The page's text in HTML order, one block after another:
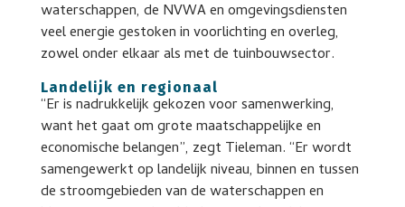
waterschappen, de NVWA en omgevingsdiensten
veel energie gestoken in voorlichting en overleg,
zowel onder elkaar als met de tuinbouwsector.
Landelijk en regionaal
“Er is nadrukkelijk gekozen voor samenwerking,
want het gaat om grote maatschappelijke en
economische belangen”, zegt Tieleman. “Er wordt
samengewerkt op landelijk niveau, binnen en tussen
de stroomgebieden van de waterschappen en